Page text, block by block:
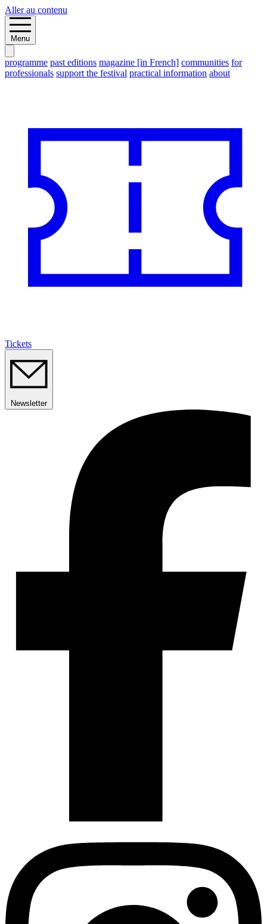
Aller au contenu
Menu
programme past editions magazine [in French] communities for
professionals support the festival practical information about
Tickets
Newsletter